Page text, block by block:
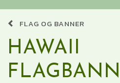
FLAG OG BANNER
HAWAII